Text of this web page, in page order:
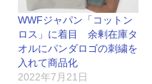
WWFジャパン「コットン
ロス」に着目 余剰在庫タ
オルにパンダロゴの刺繍を
入れて商品化
2022年7月21日